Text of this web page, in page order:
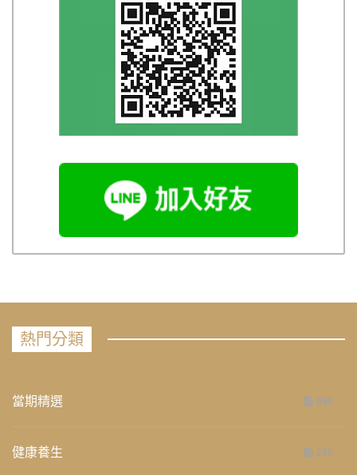
熱門分類
當期精選 658
健康養生 276